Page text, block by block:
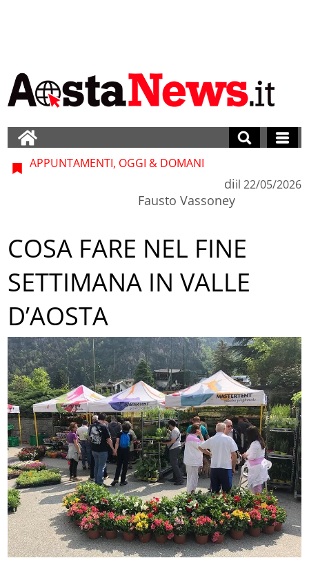
APPUNTAMENTI, OGGI & DOMANI
di
Fausto Vassoney
il 22/05/2026
COSA FARE NEL FINE
SETTIMANA IN VALLE
D’AOSTA